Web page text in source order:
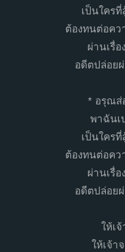
เป็นใคร
ต้องทนต่อคว
ผ่านเรื่อ
อดีตปล่อย
* อรุณส่
พาฉันเ
เป็นใคร
ต้องทนต่อคว
ผ่านเรื่อ
อดีตปล่อย
ให้เ
ให้เจ้า